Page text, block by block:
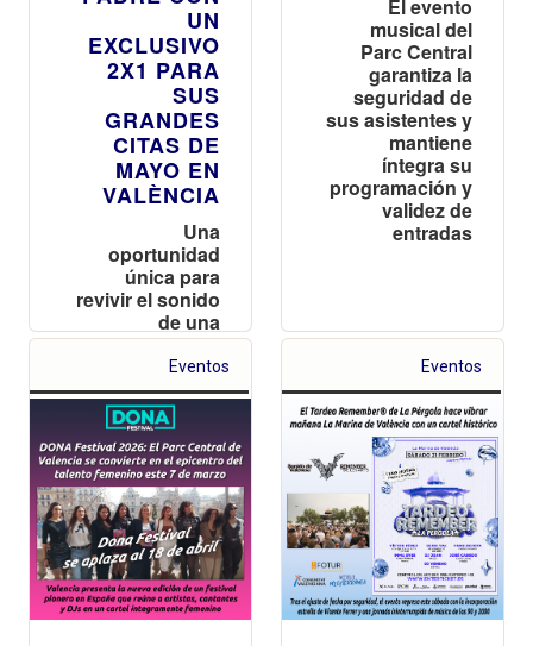
UN
EXCLUSIVO
2X1 PARA
SUS
GRANDES
CITAS DE
MAYO EN
VALÈNCIA
Una
oportunidad
única para
revivir el sonido
de una
generación con
acceso doble a
las sesiones de
La Pérgola y el
Parque de
Cabecera
El evento
musical del
Parc Central
garantiza la
seguridad de
sus asistentes y
mantiene
íntegra su
programación y
validez de
entradas
Eventos Eventos